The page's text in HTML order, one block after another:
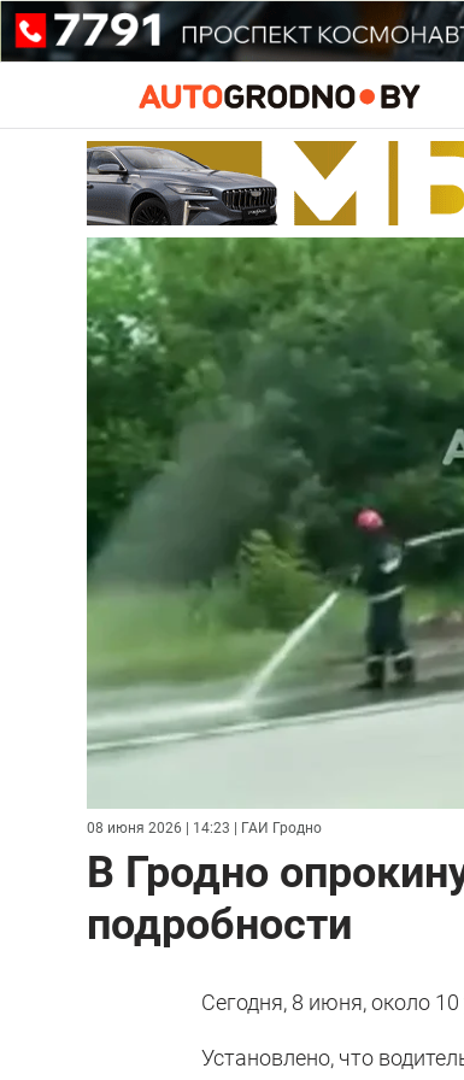
08 июня 2026 | 14:23 | ГАИ Гродно
В Гродно
подробности
Сегодня, 8 июня, около
Установлено, что